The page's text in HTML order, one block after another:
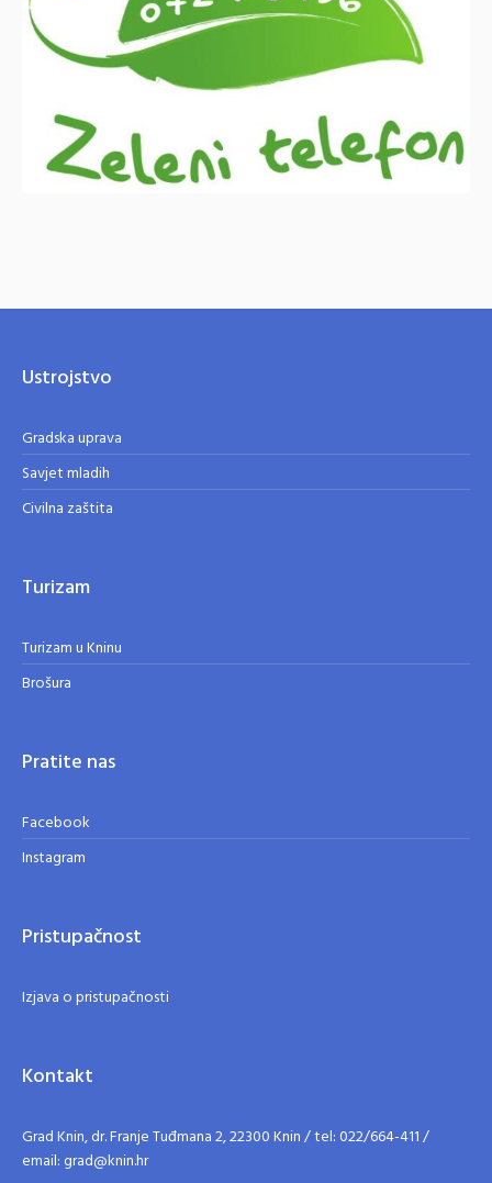
Ustrojstvo
Gradska uprava
Savjet mladih
Civilna zaštita
Turizam
Turizam u Kninu
Brošura
Pratite nas
Facebook
Instagram
Pristupačnost
Izjava o pristupačnosti
Kontakt
Grad Knin, dr. Franje Tuđmana 2, 22300 Knin / tel: 022/664-411 /
email: grad@knin.hr